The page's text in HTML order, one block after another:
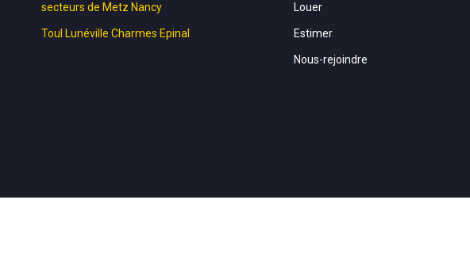
secteurs de Metz Nancy
Toul Lunéville Charmes Epinal
Louer
Estimer
Nous-rejoindre